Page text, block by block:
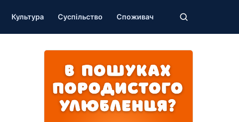
Культура Суспільство Споживач